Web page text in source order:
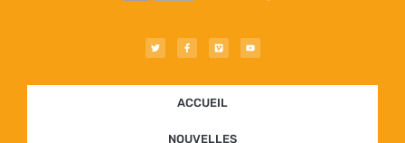
ACCUEIL
NOUVELLES